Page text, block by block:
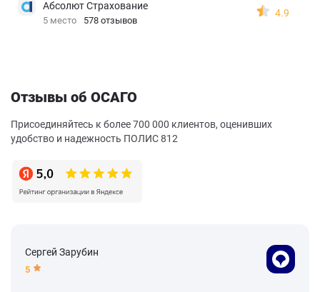
Абсолют Страхование
5 место 578 отзывов
4.9
Отзывы об ОСАГО
Присоединяйтесь к более 700 000 клиентов, оценивших
удобство и надежность ПОЛИС 812
Сергей Зарубин
5